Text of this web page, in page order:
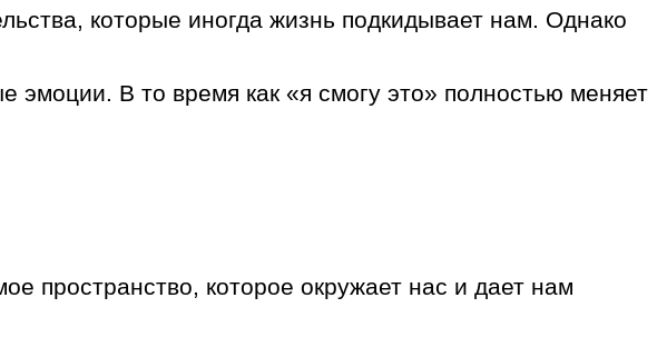
которые иногда жизнь подкидывает нам. Однако
В то время как «я смогу это» полностью меняет
пространство, которое окружает нас и дает нам